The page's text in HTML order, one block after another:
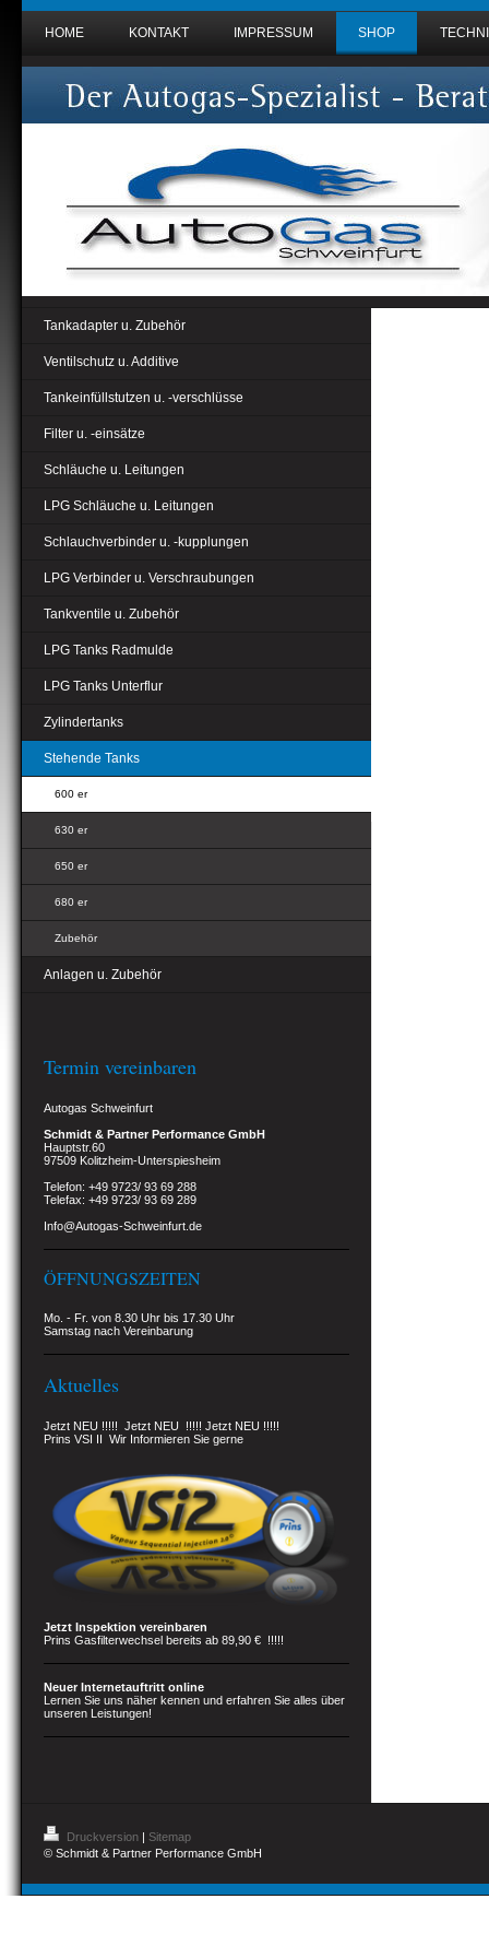
HOME KONTAKT IMPRESSUM SHOP
Tankadapter u. Zubehör
Ventilschutz u. Additive
Tankeinfüllstutzen u. -verschlüsse
Filter u. -einsätze
Schläuche u. Leitungen
LPG Schläuche u. Leitungen
Schlauchverbinder u. -kupplungen
LPG Verbinder u. Verschraubungen
Tankventile u. Zubehör
LPG Tanks Radmulde
LPG Tanks Unterflur
Zylindertanks
Stehende Tanks
600 er
630 er
650 er
680 er
Zubehör
Anlagen u. Zubehör
Termin vereinbaren
Autogas Schweinfurt
Schmidt & Partner Performance GmbH
Hauptstr.60
97509 Kolitzheim-Unterspiesheim
Telefon: +49 9723/ 93 69 288
Telefax: +49 9723/ 93 69 289
Info@Autogas-Schweinfurt.de
ÖFFNUNGSZEITEN
Mo. - Fr. von 8.30 Uhr bis 17.30 Uhr
Samstag nach Vereinbarung
Aktuelles
Jetzt NEU !!!!! Jetzt NEU !!!!! Jetzt NEU !!!!!
Prins VSI II Wir Informieren Sie gerne
Jetzt Inspektion vereinbaren
Prins Gasfilterwechsel bereits ab 89,90 € !!!!!
Neuer Internetauftritt online
Lernen Sie uns näher kennen und erfahren Sie alles über
unseren Leistungen!
Druckversion | Sitemap
© Schmidt & Partner Performance GmbH